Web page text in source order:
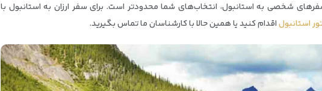
شخصی به استانبول، انتخاب‌های شما محدودتر است. برای سفر ارزان به استانبول با
استانبولاقدام کنید یا همین حالا با کارشناسان ما تماس بگیرید.